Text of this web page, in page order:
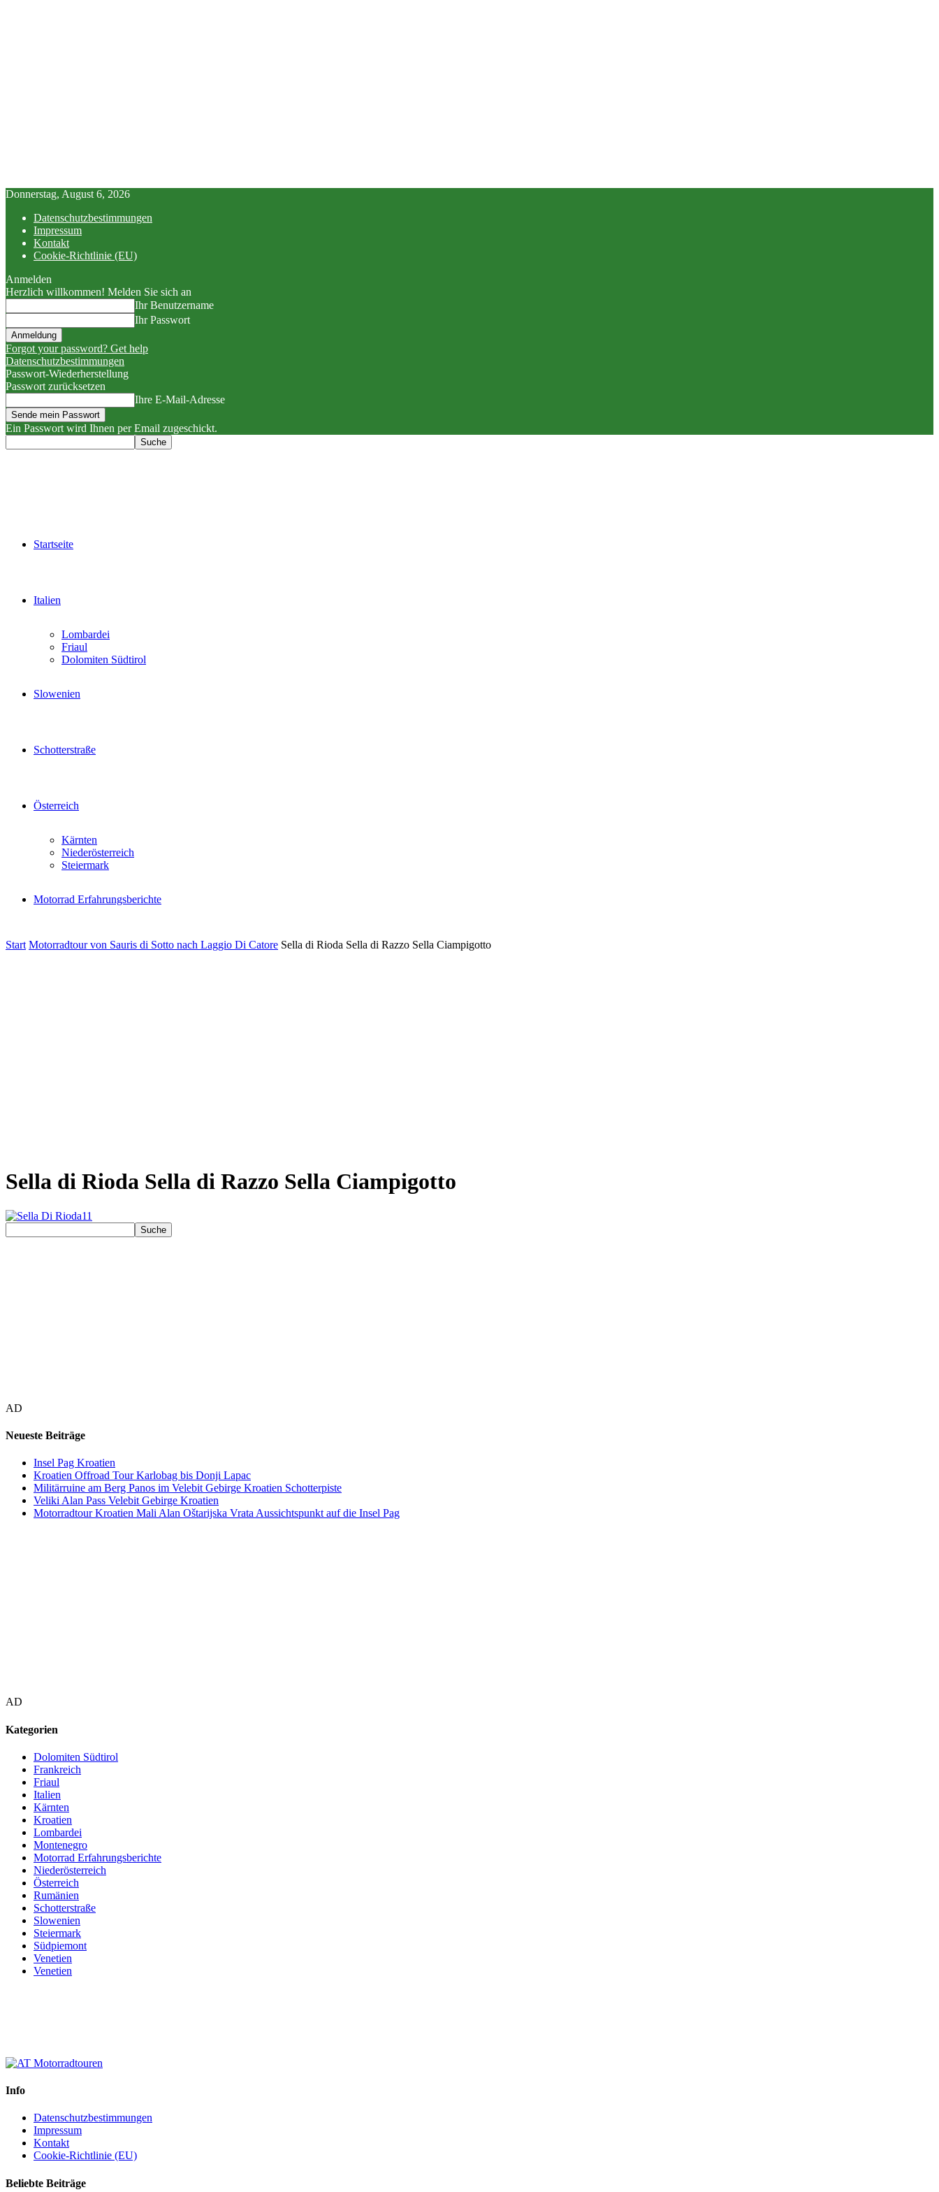
Donnerstag, August 6, 2026
Datenschutzbestimmungen
Impressum
Kontakt
Cookie-Richtlinie (EU)
Anmelden
Herzlich willkommen! Melden Sie sich an
Ihr Benutzername
Ihr Passwort
Forgot your password? Get help
Datenschutzbestimmungen
Passwort-Wiederherstellung
Passwort zurücksetzen
Ihre E-Mail-Adresse
Ein Passwort wird Ihnen per Email zugeschickt.
Startseite
Italien
Lombardei
Friaul
Dolomiten Südtirol
Slowenien
Schotterstraße
Österreich
Kärnten
Niederösterreich
Steiermark
Motorrad Erfahrungsberichte
Start Motorradtour von Sauris di Sotto nach Laggio Di Catore Sella di Rioda Sella di Razzo Sella Ciampigotto
Sella di Rioda Sella di Razzo Sella Ciampigotto
AD
Neueste Beiträge
Insel Pag Kroatien
Kroatien Offroad Tour Karlobag bis Donji Lapac
Militärruine am Berg Panos im Velebit Gebirge Kroatien Schotterpiste
Veliki Alan Pass Velebit Gebirge Kroatien
Motorradtour Kroatien Mali Alan Oštarijska Vrata Aussichtspunkt auf die Insel Pag
AD
Kategorien
Dolomiten Südtirol
Frankreich
Friaul
Italien
Kärnten
Kroatien
Lombardei
Montenegro
Motorrad Erfahrungsberichte
Niederösterreich
Österreich
Rumänien
Schotterstraße
Slowenien
Steiermark
Südpiemont
Venetien
Venetien
Info
Datenschutzbestimmungen
Impressum
Kontakt
Cookie-Richtlinie (EU)
Beliebte Beiträge